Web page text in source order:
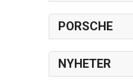
PORSCHE
NYHETER